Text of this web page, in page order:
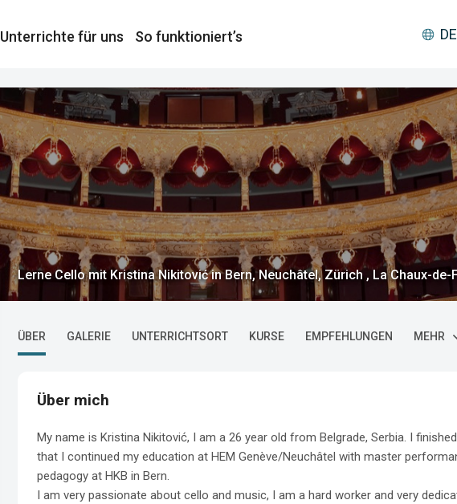
Unterrichte für uns So funktioniert’s DE
Lerne Cello mit Kristina Nikitović in Bern, Neuchâtel, Zürich , La Chaux-de-
ÜBER GALERIE UNTERRICHTSORT KURSE EMPFEHLUNGEN MEHR
Über mich
My name is Kristina Nikitović, I am a 26 year old from Belgrade, Serbia. I
that I continued my education at HEM Genève/Neuchâtel with master
pedagogy at HKB in Bern.
I am very passionate about cello and music, I am a hard worker and very